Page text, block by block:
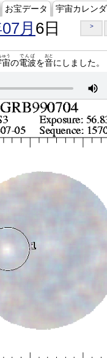
お宝データ 宇宙カレン
月 6日 >
宙
ゅう
の電波
でんぱ
を音
おと
にしました。